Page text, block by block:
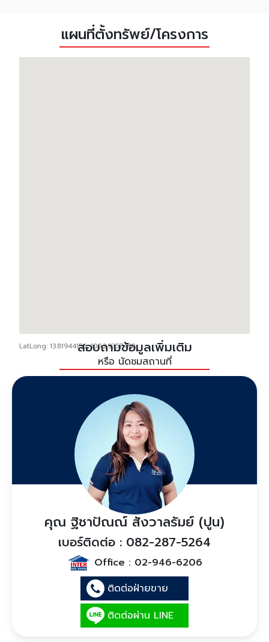
แผนที่ตั้งทรัพย์/โครงการ
LatLong: 13.81944156, 100.29357498
สอบถามข้อมูลเพิ่มเติม
หรือ นัดชมสถานที่
คุณ ฐิชาปัณณ์ สังวาลรัมย์ (ปูน)
เบอร์ติดต่อ : 082-287-5264
Office : 02-946-6206
ติดต่อฝ่ายขาย
ติดต่อผ่าน LINE